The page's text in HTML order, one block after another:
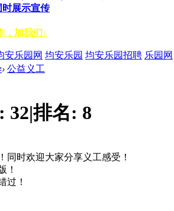
展示宣传
，加我们↓
安乐园网 均安乐园 均安乐园招聘 乐园网
› 公益义工
32|排名: 8
同时欢迎大家分享义工感受！
！
过！